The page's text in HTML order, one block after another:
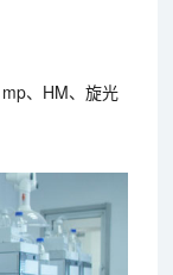
、HM、旋光